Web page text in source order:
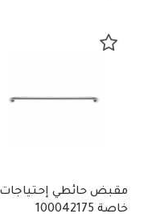
مقبض حائطي إحتياجات
خاصة 100042175